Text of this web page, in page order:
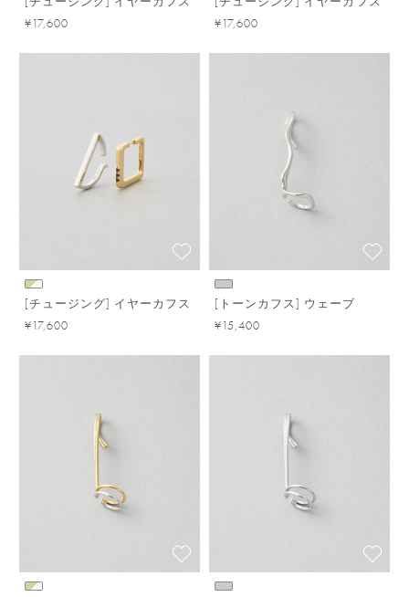
¥17,600
¥17,600
[チュージング] イヤーカフス
¥17,600
[トーンカフス] ウェーブ
¥15,400